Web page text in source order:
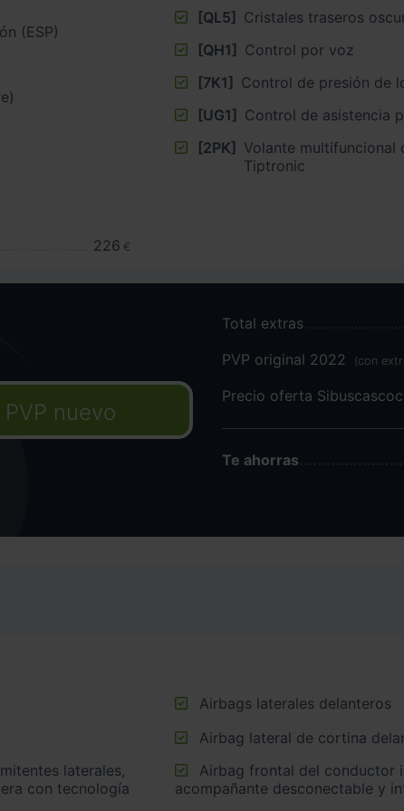
(ESP)
226 €
[QL5] Cristales traseros
[QH1] Control por voz
[7K1] Control de presión de
[UG1] Control de asistencia
[2PK] Volante
Tiptronic
nuevo
Total extras
PVP original 2022 (con
Precio oferta
Te ahorras
con tecnología
Airbags laterales delanteros
Airbag lateral de cortina
acompañante desconectable y